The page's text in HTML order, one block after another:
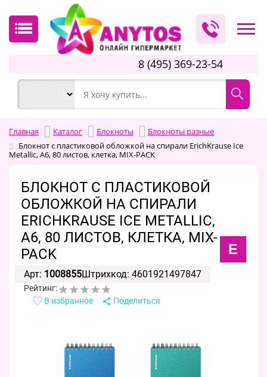
8 (495) 369-23-54
Главная Каталог Блокноты
Блокноты разные
Блокнот с пластиковой обложкой на спирали ErichKrause Ice
Metallic, А6, 80 листов, клетка, MIX-PACK
БЛОКНОТ С ПЛАСТИКОВОЙ
ОБЛОЖКОЙ НА СПИРАЛИ
ERICHKRAUSE ICE METALLIC,
А6, 80 ЛИСТОВ, КЛЕТКА, MIX-
PACK
E
Арт: 1008855Штрихкод: 4601921497847
Рейтинг:
В избранное
Поделиться